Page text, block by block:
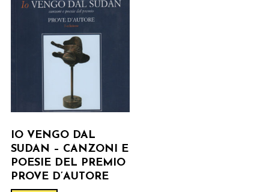
IO VENGO DAL
SUDAN – CANZONI E
POESIE DEL PREMIO
PROVE D’AUTORE